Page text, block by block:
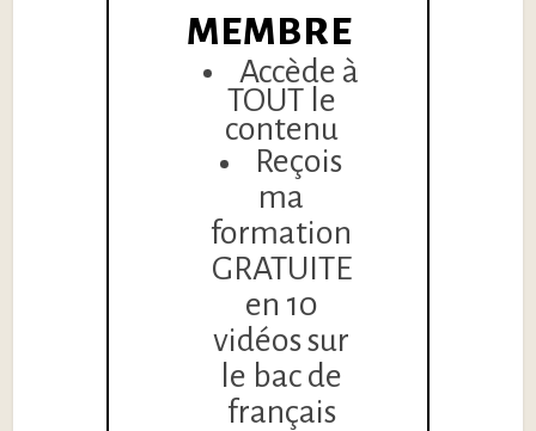
MEMBRE
Accède à
TOUT le
contenu
Reçois
ma
formation
GRATUITE
en 10
vidéos sur
le bac de
français